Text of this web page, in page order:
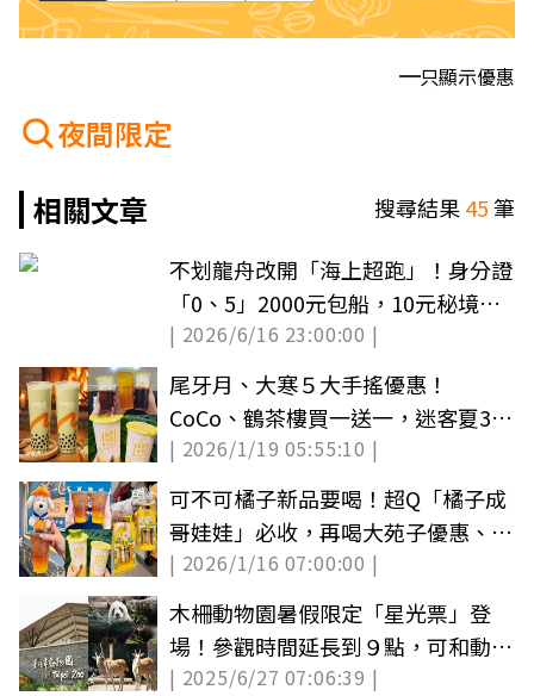
只顯示優惠
夜間限定
相關文章
搜尋結果45筆
不划龍舟改開「海上超跑」！身分證
「0、5」2000元包船，10元秘境看
最美高雄港
| 2026/6/16 23:00:00 |
尾牙月、大寒５大手搖優惠！
CoCo、鶴茶樓買一送一，迷客夏39
元茶拿鐵
| 2026/1/19 05:55:10 |
可不可橘子新品要喝！超Q「橘子成
哥娃娃」必收，再喝大苑子優惠、
TWG外帶杯
| 2026/1/16 07:00:00 |
木柵動物園暑假限定「星光票」登
場！參觀時間延長到９點，可和動物
一起野餐
| 2025/6/27 07:06:39 |